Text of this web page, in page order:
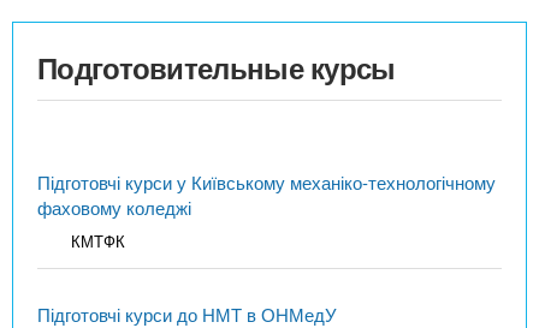
Подготовительные курсы
Підготовчі курси у Київському механіко-технологічному
фаховому коледжі
КМТФК
Підготовчі курси до НМТ в ОНМедУ